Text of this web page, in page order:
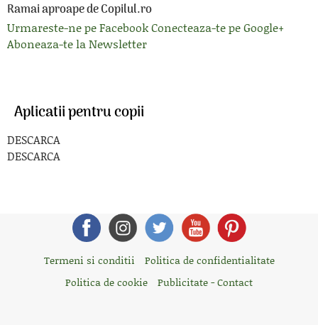
Ramai aproape de Copilul.ro
Urmareste-ne pe FacebookConecteaza-te pe Google+
Aboneaza-te la Newsletter
Aplicatii pentru copii
DESCARCA
DESCARCA
Termeni si conditii
Politica de confidentialitate
Politica de cookie
Publicitate - Contact